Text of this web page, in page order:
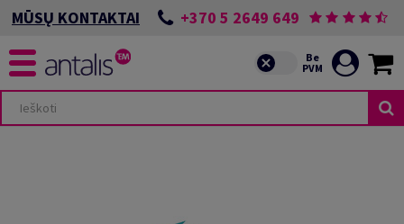
MŪSŲ KONTAKTAI +370 5 2649 649